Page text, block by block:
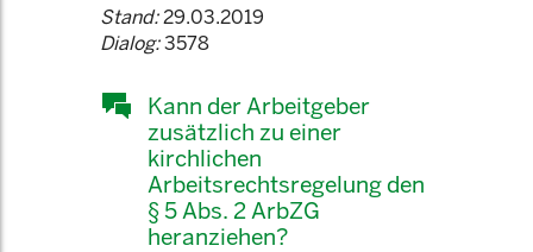
Stand:29.03.2019
Dialog:3578
Kann der Arbeitgeber
zusätzlich zu einer
kirchlichen
Arbeitsrechtsregelung den
§ 5 Abs. 2 ArbZG
heranziehen?